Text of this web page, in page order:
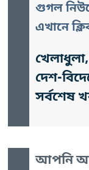
গুগল
এখানে
দেশ-
সর্বশেষ
আপনি